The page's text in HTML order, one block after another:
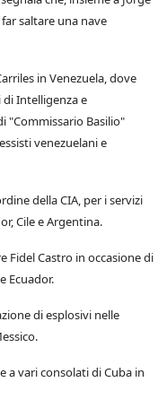
saltare una nave
in Venezuela, dove
di Intelligenza e
"Commissario Basilio"
venezuelani e
della CIA, per i servizi
Cile e Argentina.
Fidel Castro in occasione di
Ecuador.
di esplosivi nelle
a vari consolati di Cuba in